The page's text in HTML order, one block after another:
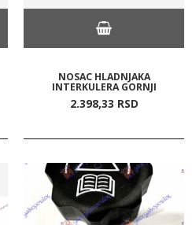
NOSAC HLADNJAKA
INTERKULERA GORNJI
2.398,33 RSD